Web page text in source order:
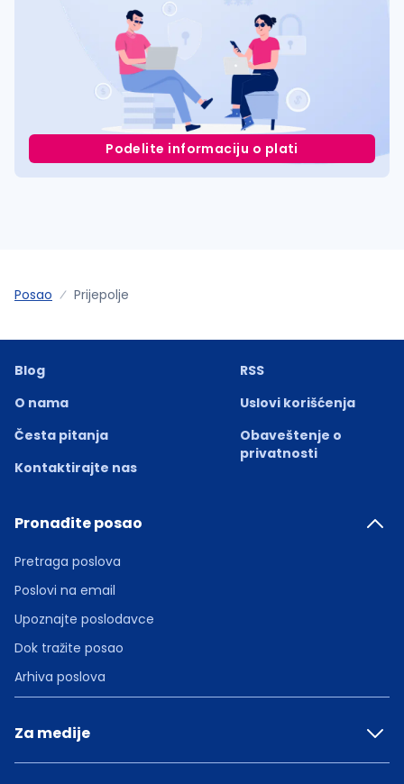
Podelite informaciju o plati
Posao Prijepolje
Blog
O nama
Česta pitanja
Kontaktirajte nas
RSS
Uslovi korišćenja
Obaveštenje o
privatnosti
Pronađite posao
Pretraga poslova
Poslovi na email
Upoznajte poslodavce
Dok tražite posao
Arhiva poslova
Za medije